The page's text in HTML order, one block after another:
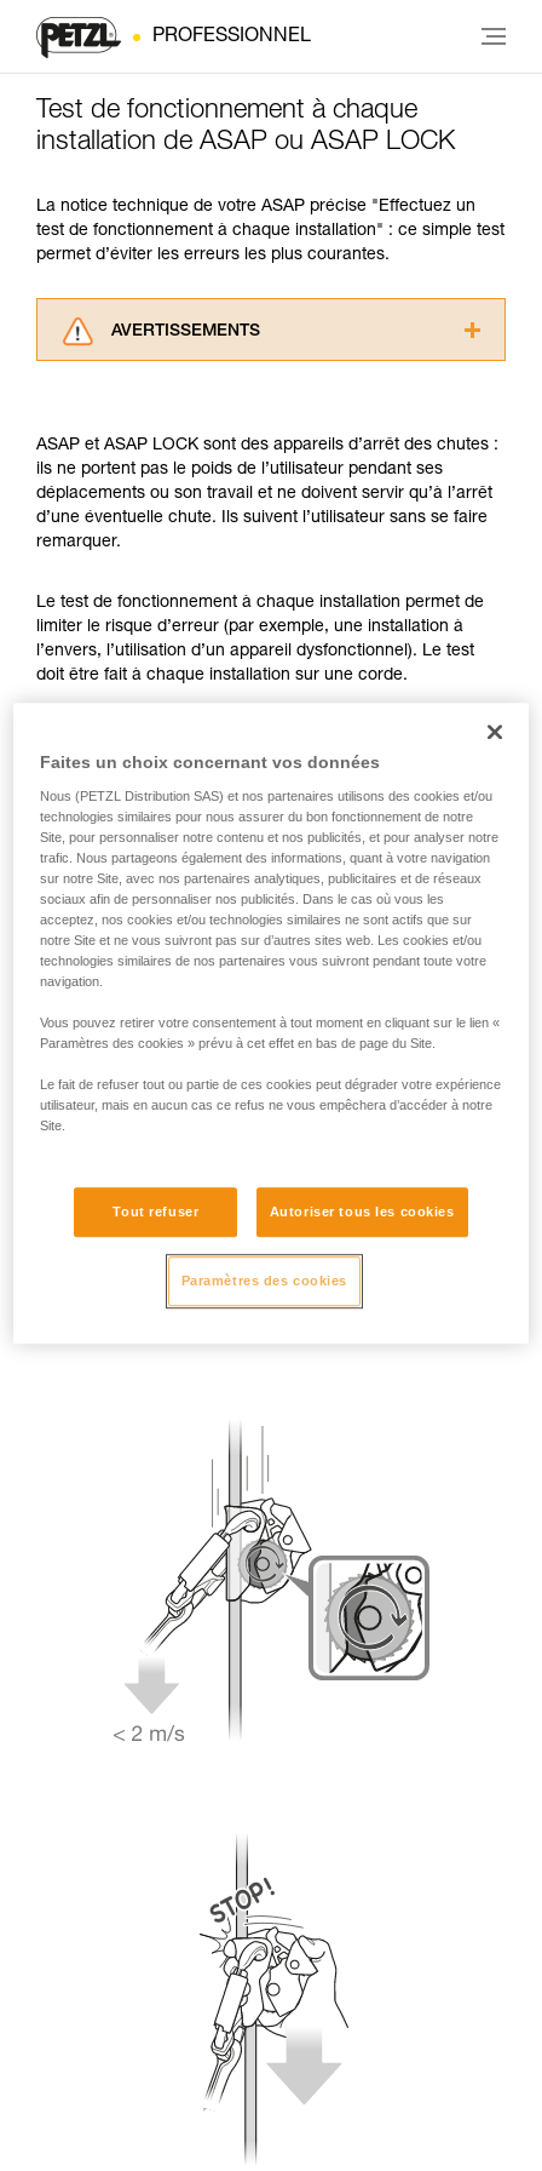
PROFESSIONNEL
Test de fonctionnement à chaque
installation de ASAP ou ASAP LOCK
La notice technique de votre ASAP précise "Effectuez un
test de fonctionnement à chaque installation" : ce simple test
permet d’éviter les erreurs les plus courantes.
AVERTISSEMENTS
informations de la notice technique pour
pouvoir comprendre ce complément
d’informations.
Maîtriser ces techniques nécessite une
formation et un entraînement spécifique. Validez
la manipulation, seul, en toute sécurité, avant
de la reproduire en autonomie.
Nous donnons des exemples de techniques
liées à votre activité. Il peut en exister d’autres
ASAP et ASAP LOCK sont des appareils d’arrêt des chutes :
ils ne portent pas le poids de l’utilisateur pendant ses
déplacements ou son travail et ne doivent servir qu’à l’arrêt
d’une éventuelle chute. Ils suivent l’utilisateur sans se faire
remarquer.
Le test de fonctionnement à chaque installation permet de
limiter le risque d’erreur (par exemple, une installation à
l’envers, l’utilisation d’un appareil dysfonctionnel). Le test
doit être fait à chaque installation sur une corde.
Pour l’ASAP LOCK, vérifiez que la fonction LOCK n’est pas
activée avant de faire le test.
Une fois l’ASAP ou ASAP LOCK placé sur la corde, faites
coulisser votre appareil brusquement vers le bas. Un
mouvement rapide de la main permet d’atteindre facilement
la vitesse de 2 m/s, l’appareil doit bloquer. S’il ne bloque pas,
vérifiez votre installation ou inspectez l’état de l’appareil.
Faites un choix concernant vos données
Nous (PETZL Distribution SAS) et nos partenaires utilisons des cookies et/ou
technologies similaires pour nous assurer du bon fonctionnement de notre
Site, pour personnaliser notre contenu et nos publicités, et pour analyser notre
trafic. Nous partageons également des informations, quant à votre navigation
sur notre Site, avec nos partenaires analytiques, publicitaires et de réseaux
sociaux afin de personnaliser nos publicités. Dans le cas où vous les
acceptez, nos cookies et/ou technologies similaires ne sont actifs que sur
notre Site et ne vous suivront pas sur d’autres sites web. Les cookies et/ou
technologies similaires de nos partenaires vous suivront pendant toute votre
navigation.
Vous pouvez retirer votre consentement à tout moment en cliquant sur le lien «
Paramètres des cookies » prévu à cet effet en bas de page du Site.
Le fait de refuser tout ou partie de ces cookies peut dégrader votre expérience
utilisateur, mais en aucun cas ce refus ne vous empêchera d’accéder à notre
Site.
Tout refuser Autoriser tous les cookies
Paramètres des cookies